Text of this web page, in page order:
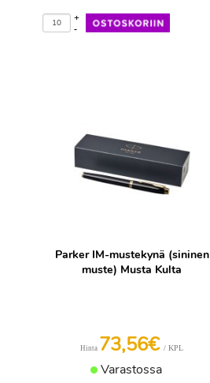
-
+
Parker IM-mustekynä (sininen
muste) Musta Kulta
Hinta 73,56€ / KPL
Varastossa